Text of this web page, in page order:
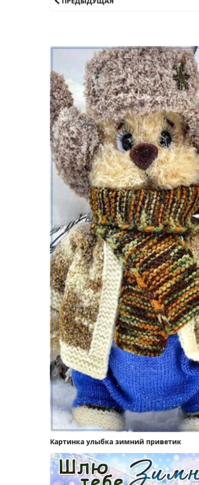
Картинка улыбка зимний приветик